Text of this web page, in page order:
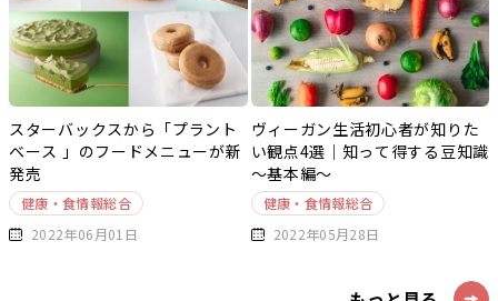
スターバックスから「プラント
ベース 」のフードメニューが新
発売
健康・食情報総合
2022年06月01日
ヴィーガン生活初心者が知りた
い観点4選｜知って得する豆知識
～基本編～
健康・食情報総合
2022年05月28日